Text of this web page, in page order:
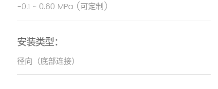
-0.1 ~ 0.60 MPa (可定制)
安装类型：
径向（底部连接）